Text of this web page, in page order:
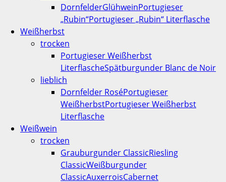
DornfelderGlühweinPortugieser
„Rubin“Portugieser „Rubin“ Literflasche
Weißherbst
trocken
Portugieser Weißherbst
LiterflascheSpätburgunder Blanc de Noir
lieblich
Dornfelder RoséPortugieser
WeißherbstPortugieser Weißherbst
Literflasche
Weißwein
trocken
Grauburgunder ClassicRiesling
ClassicWeißburgunder
ClassicAuxerroisCabernet